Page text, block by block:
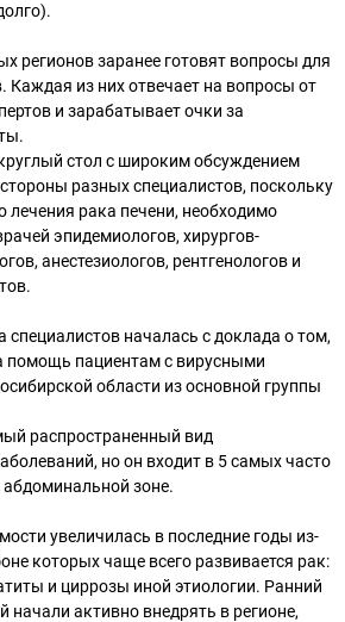
регионов заранее готовят вопросы для
Каждая из них отвечает на вопросы от
и зарабатывает очки за
стол с широким обсуждением
разных специалистов, поскольку
лечения рака печени, необходимо
эпидемиологов, хирургов-
анестезиологов, рентгенологов и
специалистов началась с доклада о том,
помощь пациентам с вирусными
области из основной группы
распространенный вид
но он входит в 5 самых часто
зоне.
увеличилась в последние годы из-
которых чаще всего развивается рак:
и циррозы иной этиологии. Ранний
начали активно внедрять в регионе,